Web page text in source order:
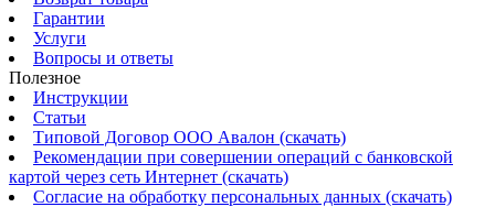
Гарантии
Услуги
Вопросы и ответы
Полезное
Инструкции
Статьи
Типовой Договор ООО Авалон (скачать)
Рекомендации при совершении операций с банковской
картой через сеть Интернет (скачать)
Согласие на обработку персональных данных (скачать)